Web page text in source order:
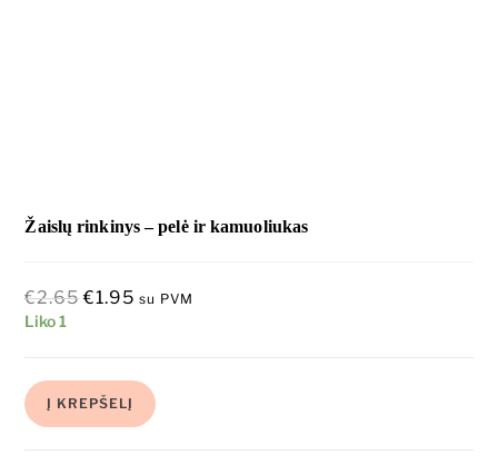
Žaislų rinkinys – pelė ir kamuoliukas
€2.65 €1.95 su PVM
Liko 1
Į KREPŠELĮ